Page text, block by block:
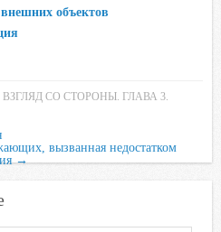
s
n
объектов
СО СТОРОНЫ. ГЛАВА 3.
вызванная недостатком
→